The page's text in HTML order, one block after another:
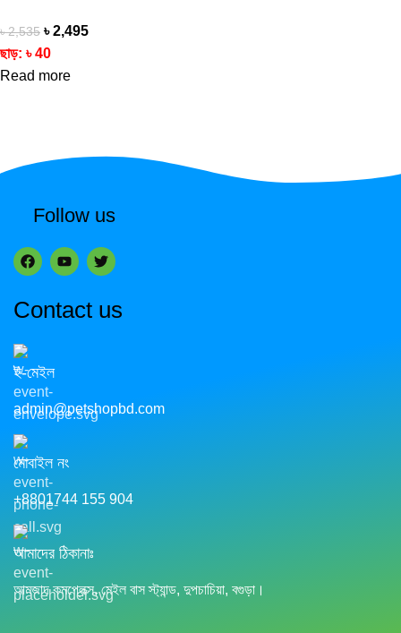
৳2,535 ৳2,495
ছাড়: ৳40
Read more
Follow us
Contact us
ই-মেইল
admin@petshopbd.com
মোবাইল নং
+8801744 155 904
আমাদের ঠিকানাঃ
আমজাদ কমপ্লেক্স, মেইল বাস স্ট্যান্ড, দুপচাচিয়া, বগুড়া।